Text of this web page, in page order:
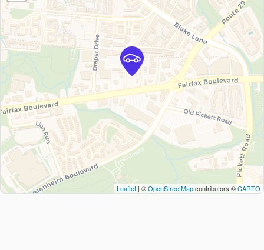
Leaflet | ©OpenStreetMapcontributors ©CARTO